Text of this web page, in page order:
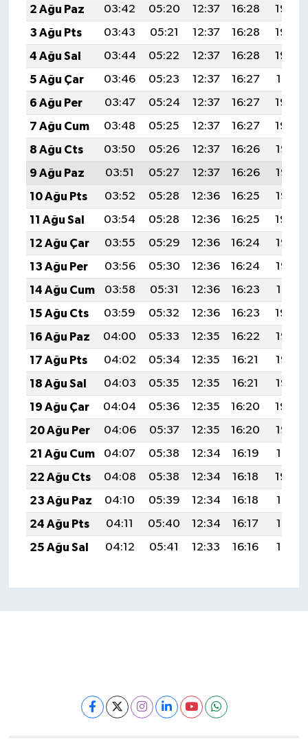
2 Ağu Paz
03:42 05:20 12:37 16:28
19:44
3 Ağu Pts
03:43 05:21 12:37 16:28
19:43
4 Ağu Sal
03:44 05:22 12:37 16:28
19:42
5 Ağu Çar
03:46 05:23 12:37 16:27
19:41
6 Ağu Per
03:47 05:24 12:37 16:27
19:40
7 Ağu Cum
03:48 05:25 12:37 16:27
19:39
8 Ağu Cts
03:50 05:26 12:37 16:26
19:38
9 Ağu Paz
03:51 05:27 12:37 16:26
19:37
10 Ağu Pts
03:52 05:28 12:36 16:25
19:35
11 Ağu Sal
03:54 05:28 12:36 16:25
19:34
12 Ağu Çar
03:55 05:29 12:36 16:24
19:33
13 Ağu Per
03:56 05:30 12:36 16:24
19:32
14 Ağu Cum
03:58 05:31 12:36 16:23
19:31
15 Ağu Cts
03:59 05:32 12:36 16:23
19:29
16 Ağu Paz
04:00 05:33 12:35 16:22
19:28
17 Ağu Pts
04:02 05:34 12:35 16:21
19:27
18 Ağu Sal
04:03 05:35 12:35 16:21
19:25
19 Ağu Çar
04:04 05:36 12:35 16:20
19:24
20 Ağu Per
04:06 05:37 12:35 16:20
19:22
21 Ağu Cum
04:07 05:38 12:34 16:19
19:21
22 Ağu Cts
04:08 05:38 12:34 16:18
19:20
23 Ağu Paz
04:10 05:39 12:34 16:18
19:18
24 Ağu Pts
04:11 05:40 12:34 16:17
19:17
25 Ağu Sal
04:12 05:41 12:33 16:16 19:15